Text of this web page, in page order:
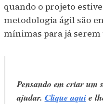
quando o projeto
metodologia ágil são
mínimas para já
Pensando em criar um
ajudar. Clique aquie